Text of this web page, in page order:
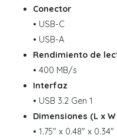
Conector
• USB-C
• USB-A
Rendimiento de
• 400 MB/s
Interfaz
• USB 3.2 Gen 1
Dimensiones (L x W
• 1.75" x 0.48" x 0.34"